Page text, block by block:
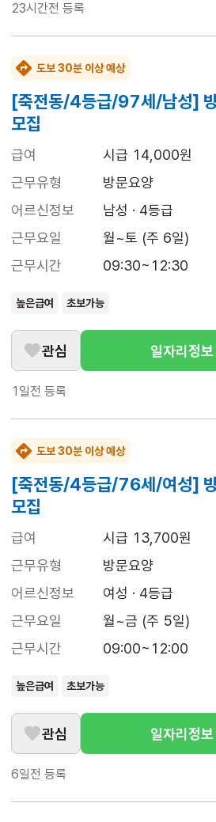
23시간전 등록
도보 30분 이상 예상
[죽전동/4등급/97세/남성]
모집
급여
시급 14,000원
근무유형
방문요양
어르신정보
남성 · 4등급
근무요일
월~토 (주 6일)
근무시간
09:30~12:30
높은급여 초보가능
관심 일자리정
1일전 등록
도보 30분 이상 예상
[죽전동/4등급/76세/여성]
모집
급여
시급 13,700원
근무유형
방문요양
어르신정보
여성 · 4등급
근무요일
월~금 (주 5일)
근무시간
09:00~12:00
높은급여 초보가능
관심 일자리정
6일전 등록